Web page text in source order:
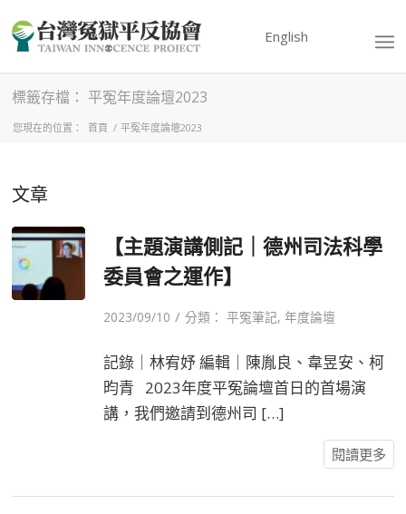
English
標籤存檔： 平冤年度論壇2023
您現在的位置： 首頁 / 平冤年度論壇2023
文章
【主題演講側記｜德州司法科學
委員會之運作】
2023/09/10 / 分類：平冤筆記,年度論壇
記錄｜林宥妤 編輯｜陳胤良、韋昱安、柯
昀青 2023年度平冤論壇首日的首場演
講，我們邀請到德州司 […]
閱讀更多